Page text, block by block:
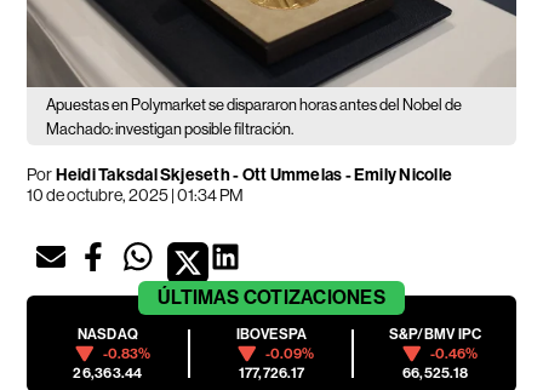
Apuestas en Polymarket se dispararon horas antes del Nobel de
Machado: investigan posible filtración.
PorHeidi Taksdal Skjeseth - Ott Ummelas - Emily Nicolle
10 de octubre, 2025 | 01:34 PM
ÚLTIMAS COTIZACIONES
NASDAQ
-0.83%
26,363.44
IBOVESPA
-0.09%
177,726.17
S&P/BMV IPC
-0.46%
66,525.18